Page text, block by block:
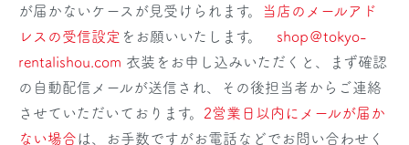
が届かないケースが見受けられます。
当店のメールアド
レスの受信設定 をお願いいたします。 shop＠tokyo-
rentalishou.com 衣装をお申し込みいただくと、まず確認
の自動配信メールが送信され、その後担当者からご連絡
させていただいております。 2営業日以内にメールが届か
ない場合は、お手数ですがお電話などでお問い合わせく